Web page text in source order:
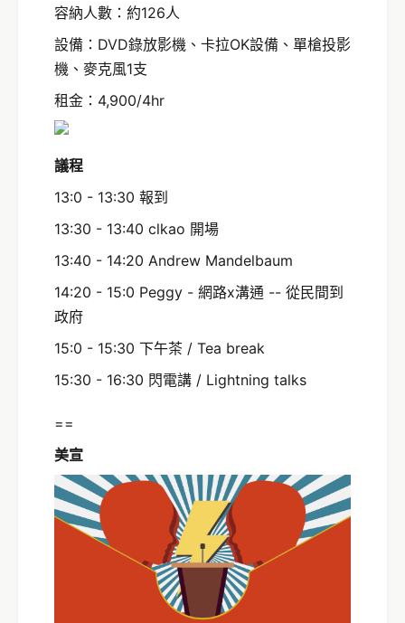
容納人數：約126人
設備：DVD錄放影機、卡拉OK設備、單槍投影
機、麥克風1支
租金：4,900/4hr
議程
13:0 - 13:30 報到
13:30 - 13:40 clkao 開場
13:40 - 14:20 Andrew Mandelbaum
14:20 - 15:0 Peggy - 網路x溝通 -- 從民間到
政府
15:0 - 15:30 下午茶 / Tea break
15:30 - 16:30 閃電講 / Lightning talks
==
美宣